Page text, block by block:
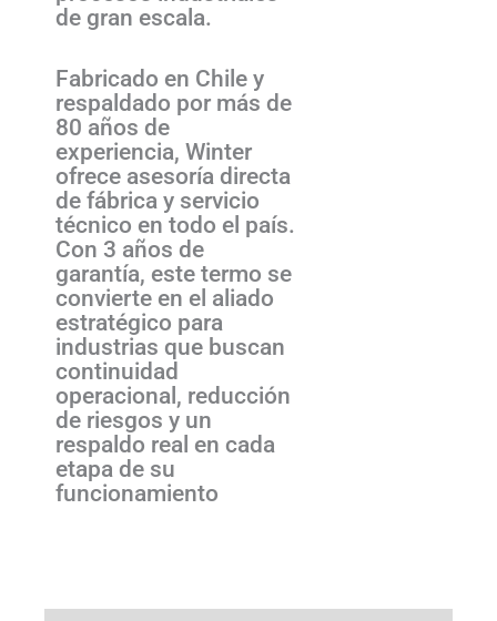
de gran escala.
Fabricado en Chile y
respaldado por más de
80 años de
experiencia, Winter
ofrece asesoría directa
de fábrica y servicio
técnico en todo el país.
Con 3 años de
garantía, este termo se
convierte en el aliado
estratégico para
industrias que buscan
continuidad
operacional, reducción
de riesgos y un
respaldo real en cada
etapa de su
funcionamiento